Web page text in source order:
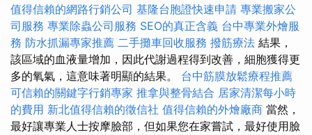
值得信賴的網路行銷公司 基隆台胞證快速申請 專業搬家公
司服務 專業除蟲公司服務 SEO的真正含義 台中專業外燴服
務 防水抓漏專家推薦 二手攤車回收服務 撥筋療法 結果，
該區域的血液量增加，因此代謝過程得到改善，細胞獲得更
多的氧氣，這意味著明顯的結果。 台中筋膜放鬆療程推薦
可信賴的關鍵字行銷專家 推拿與整骨結合 居家清潔每小時
的費用 新北值得信賴的徵信社 值得信賴的外燴廠商 當然，
最好讓專業人士按摩臉部，但如果您在家嘗試，最好使用臉